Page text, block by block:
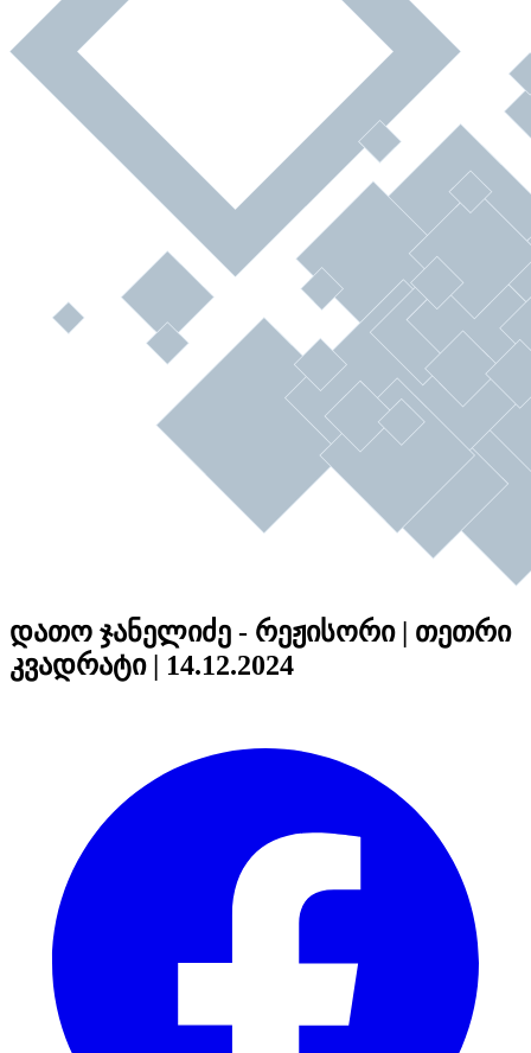
დათო ჯანელიძე - რეჟისორი | თეთრი
კვადრატი | 14.12.2024